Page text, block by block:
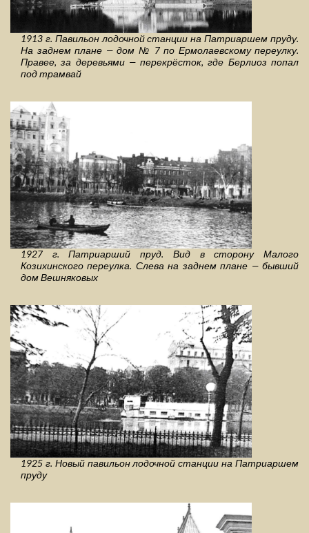
1913 г. Павильон лодочной станции на Патриаршем пруду.
На заднем плане — дом № 7 по Ермолаевскому переулку.
Правее, за деревьями — перекрёсток, где Берлиоз попал
под трамвай
1927 г. Патриарший пруд. Вид в сторону Малого
Козихинского переулка. Слева на заднем плане — бывший
дом Вешняковых
1925 г. Новый павильон лодочной станции на Патриаршем
пруду